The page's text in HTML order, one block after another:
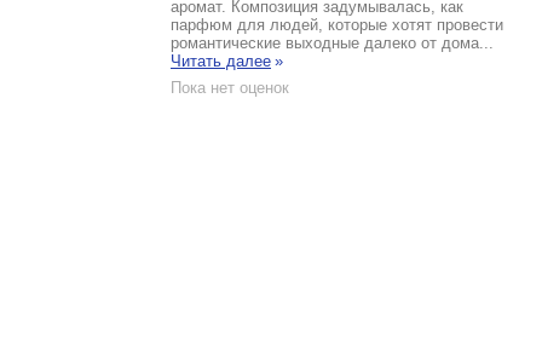
аромат. Композиция задумывалась, как
парфюм для людей, которые хотят провести
романтические выходные далеко от дома...
Читать далее »
Пока нет оценок